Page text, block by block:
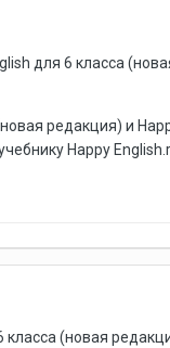
для 6 класса
редакция) и
Happy
(новая